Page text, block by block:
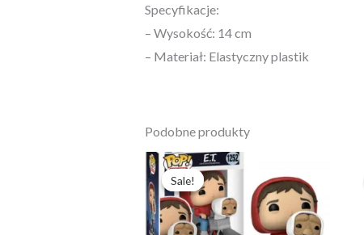
Specyfikacje:
– Wysokość: 14 cm
– Materiał: Elastyczny plastik
Podobne produkty
Sale!
Sale!
Pierwotna
cena
wynosiła:
242,31 zł.
wynosi:
186,39 zł.